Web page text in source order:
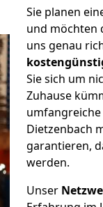
Sie planen
und möchten
uns genau
Sie sich um
Zuhause
Dietzenbach
garantieren,
werden.
Unser